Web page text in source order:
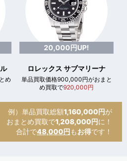
め
20,000円UP!
ロレックス サブマリーナ
単品買取価格900,000円がおまと
め買取で920,000円
例）単品買取総額1,160,000円が
おまとめ買取で1,208,000円に！
合計で48,000円 もお得です！